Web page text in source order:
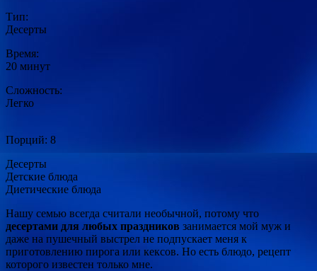
Тип:
Десерты
Время:
20 минут
Сложность:
Легко
Порций: 8
Десерты
Детские блюда
Диетические блюда
Нашу семью всегда считали необычной, потому что
десертами для любых праздников занимается мой муж и
даже на пушечный выстрел не подпускает меня к
приготовлению пирога или кексов. Но есть блюдо, рецепт
которого известен только мне.